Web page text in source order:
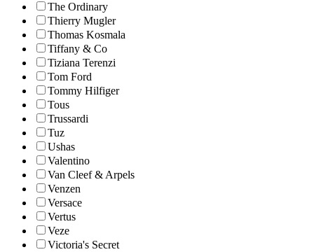
The Ordinary
Thierry Mugler
Thomas Kosmala
Tiffany & Co
Tiziana Terenzi
Tom Ford
Tommy Hilfiger
Tous
Trussardi
Tuz
Ushas
Valentino
Van Cleef & Arpels
Venzen
Versace
Vertus
Veze
Victoria's Secret